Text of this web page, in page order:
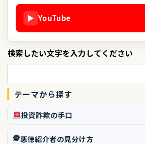
▶ YouTube
検索したい文字を入力してください
テーマから探す
投資詐欺の手口
🕵️悪徳紹介者の見分け方